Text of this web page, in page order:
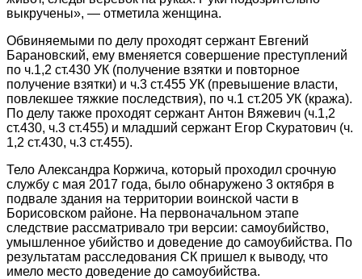
выкручены», — отметила женщина.
Обвиняемыми по делу проходят сержант Евгений
Барановский, ему вменяется совершение преступлений
по ч.1,2 ст.430 УК (получение взятки и повторное
получение взятки) и ч.3 ст.455 УК (превышение власти,
повлекшее тяжкие последствия), по ч.1 ст.205 УК (кража).
По делу также проходят сержант Антон Вяжевич (ч.1,2
ст.430, ч.3 ст.455) и младший сержант Егор Скуратович (ч.
1,2 ст.430, ч.3 ст.455).
Тело Александра Коржича, который проходил срочную
службу с мая 2017 года, было обнаружено 3 октября в
подвале здания на территории воинской части в
Борисовском районе. На первоначальном этапе
следствие рассматривало три версии: самоубийство,
умышленное убийство и доведение до самоубийства. По
результатам расследования СК пришел к выводу, что
имело место доведение до самоубийства.